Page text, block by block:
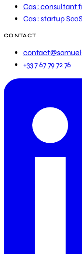
Cas : consultant
Cas : startup SaaS
CONTACT
+33 7 67 79 72 76